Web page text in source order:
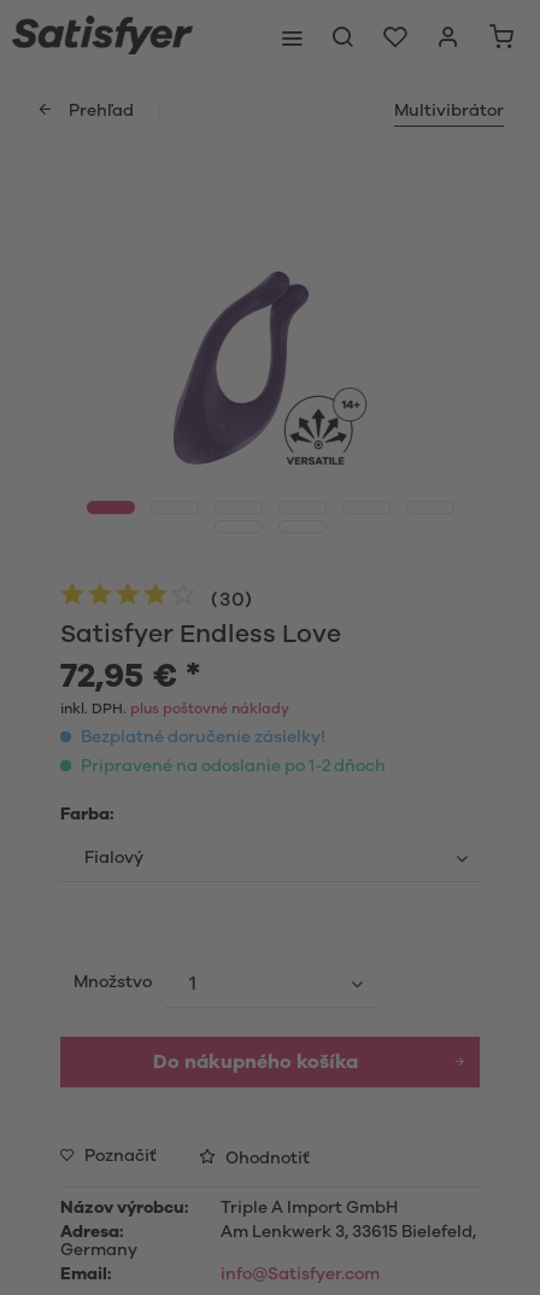
Prehľad Multivibrátor
Satisfyer Endless Love
(30)
72,95 € *
inkl. DPH. plus poštovné náklady
Bezplatné doručenie zásielky!
Pripravené na odoslanie po 1-2 dňoch
Farba:
Množstvo
Do nákupného košíka
Poznačiť Ohodnotiť
Názov výrobcu:
Triple A Import GmbH
Adresa:
Am Lenkwerk 3, 33615 Bielefeld,
Germany
Email:
info@Satisfyer.com